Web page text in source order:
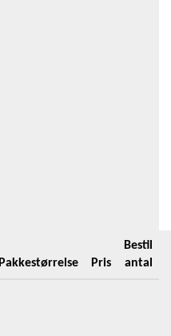
Pakkestørrelse Pris
Bestil
antal